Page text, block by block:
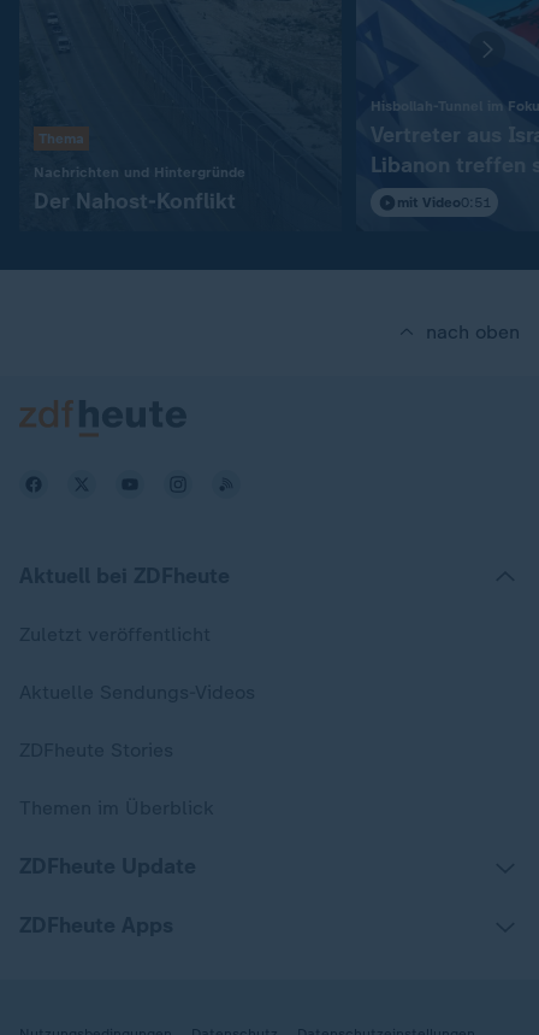
Thema
Nachrichten und Hintergründe
Der Nahost-Konflikt
Hisbollah-Tunnel im
Vertreter aus
Libanon treffen
in Rom
mit Video0:51
nach oben